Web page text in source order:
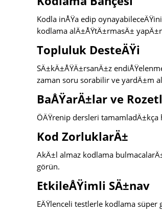
Kodla inÅŸa edip
kodlama alÄ±ÅŸtÄ±rmasÄ±
Topluluk DesteÄŸi
SÄ±kÄ±ÅŸÄ±rsanÄ±z
zaman soru sorabilir ve yardÄ±m
BaÅŸarÄ±lar ve
ÖÄŸrenip dersleri
Kod ZorluklarÄ±
AkÄ±l almaz kodlama
görün.
EtkileÅŸimli SÄ±nav
EÄŸlenceli testlerle kodlama